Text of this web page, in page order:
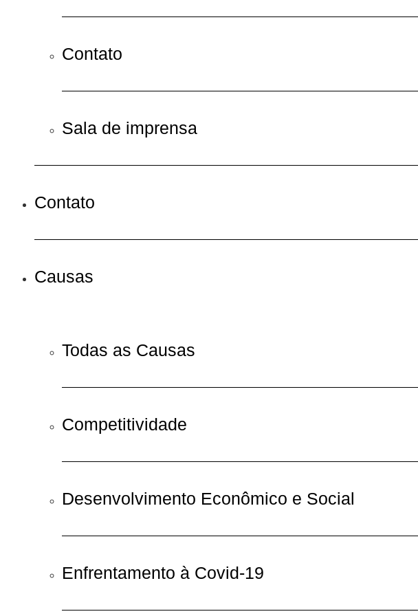
Contato
Sala de imprensa
Contato
Causas
Todas as Causas
Competitividade
Desenvolvimento Econômico e Social
Enfrentamento à Covid-19